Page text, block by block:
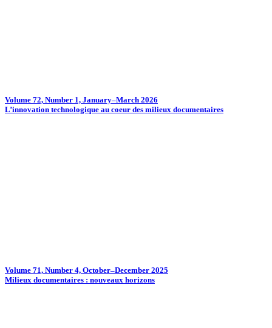
Volume 72, Number 1, January–March 2026
L’innovation technologique au coeur des milieux documentaires
Volume 71, Number 4, October–December 2025
Milieux documentaires : nouveaux horizons